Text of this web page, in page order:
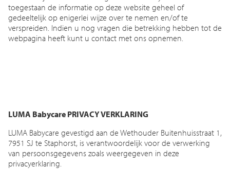
toegestaan de informatie op deze website geheel of
gedeeltelijk op enigerlei wijze over te nemen en/of te
verspreiden. Indien u nog vragen die betrekking hebben tot de
webpagina heeft kunt u contact met ons opnemen.
LUMA Babycare PRIVACY VERKLARING
LUMA Babycare gevestigd aan de Wethouder Buitenhuisstraat 1,
7951 SJ te Staphorst, is verantwoordelijk voor de verwerking
van persoonsgegevens zoals weergegeven in deze
privacyerklaring.